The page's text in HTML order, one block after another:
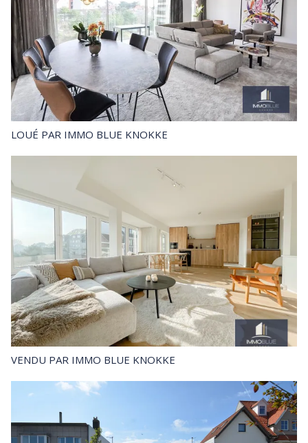
LOUÉ PAR IMMO BLUE KNOKKE
VENDU PAR IMMO BLUE KNOKKE